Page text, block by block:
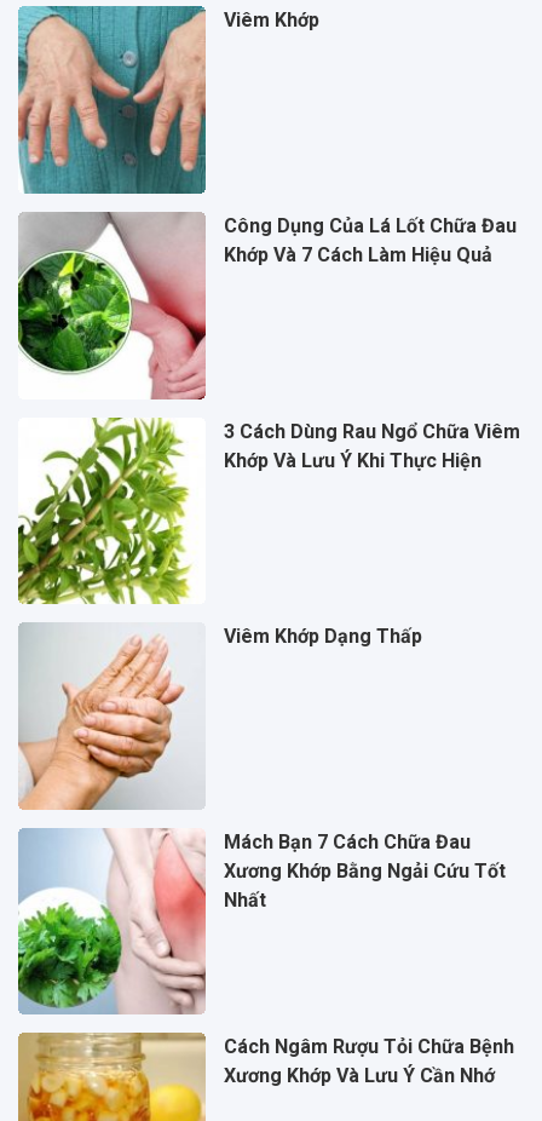
Viêm Khớp
Công Dụng Của Lá Lốt Chữa Đau
Khớp Và 7 Cách Làm Hiệu Quả
3 Cách Dùng Rau Ngổ Chữa Viêm
Khớp Và Lưu Ý Khi Thực Hiện
Viêm Khớp Dạng Thấp
Mách Bạn 7 Cách Chữa Đau
Xương Khớp Bằng Ngải Cứu Tốt
Nhất
Cách Ngâm Rượu Tỏi Chữa Bệnh
Xương Khớp Và Lưu Ý Cần Nhớ